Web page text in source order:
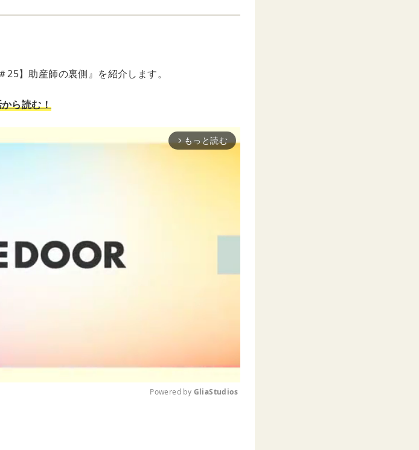
】助産師の裏側』を紹介します。
ら読む！
arrow_forward_ios もっと読む
Powered by GliaStudios